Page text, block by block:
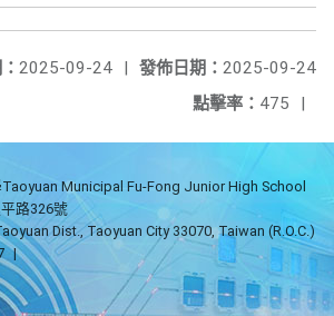
發佈日期： 2025-09-24
2025-09-24
|
點擊率： 475 |
Municipal Fu-Fong Junior High School
路326號
Dist., Taoyuan City 33070, Taiwan (R.O.C.)
|